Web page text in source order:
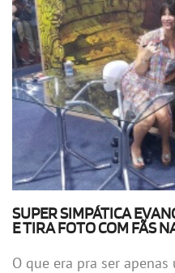
SUPER SIMPÁTICA
E TIRA FOTO COM FÃS
O que era pra ser